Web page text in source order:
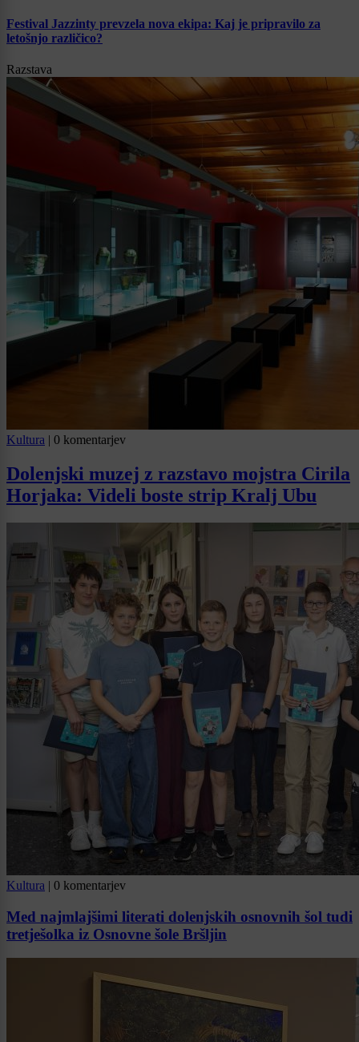
Festival Jazzinty prevzela nova ekipa: Kaj je pripravilo za
letošnjo različico?
Razstava
Kultura | 0 komentarjev
Dolenjski muzej z razstavo mojstra Cirila
Horjaka: Videli boste strip Kralj Ubu
Kultura | 0 komentarjev
Med najmlajšimi literati dolenjskih osnovnih šol tudi
tretješolka iz Osnovne šole Bršljin